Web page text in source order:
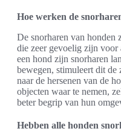
Hoe werken de
De snorharen van honden
die zeer gevoelig zijn voor
een hond zijn snorharen
bewegen, stimuleert dit de
naar de hersenen van de
objecten waar te nemen,
beter begrip van hun
Hebben alle honden